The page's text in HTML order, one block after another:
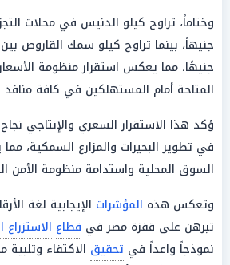
جنيهًا، مما يعكس استقرار منظومة
المتاحة أمام المستهلكين في كافة منافذ
ؤكد هذا الاستقرار السعري والإنتاجي
في تطوير البحيرات والمزارع السمكية،
السوق المحلية واستدامة منظومة الأمن
وتعكس هذه المؤشرات الإيجابية لغة
تبرهن على قفزة مصر في قطاع
نموذجاً واعداً في تحقيق الاكتفاء وتلبية